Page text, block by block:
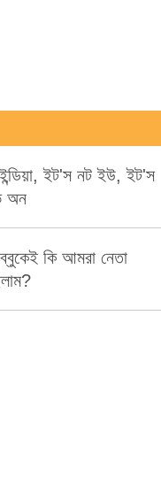
ইট'স নট ইউ, ইট'স
অন
কি আমরা নেতা